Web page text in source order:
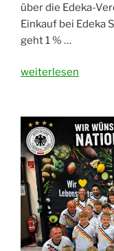
über die Edeka-
Einkauf bei Edeka
geht 1 % …
„Spenden
Schraml“
weiterlesen